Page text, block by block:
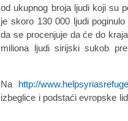
od ukupnog broja ljudi koji su
je skoro 130 000 ljudi
da se procenjuje da će do
miliona ljudi sirijski sukob
Na http://
izbeglice i podstaći evropske